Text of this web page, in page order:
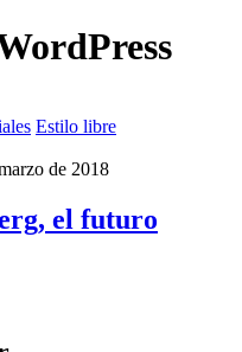
Estilo libre
de 2018
el futuro